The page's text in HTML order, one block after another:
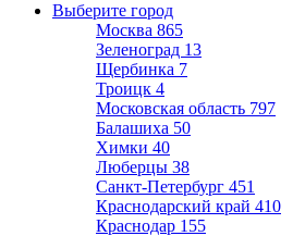
Выберите город
Москва 865
Зеленоград 13
Щербинка 7
Троицк 4
Московская область 797
Балашиха 50
Химки 40
Люберцы 38
Санкт-Петербург 451
Краснодарский край 410
Краснодар 155